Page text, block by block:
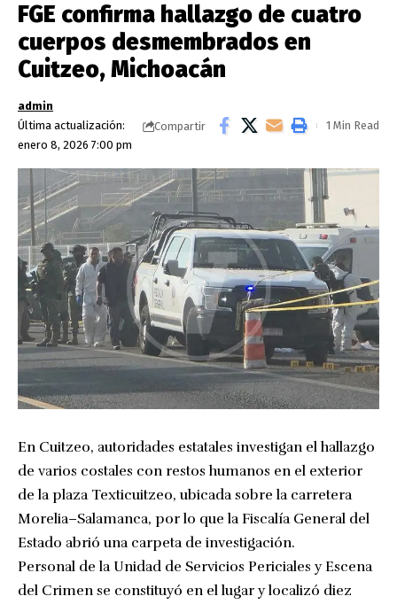
FGE confirma hallazgo de cuatro
cuerpos desmembrados en
Cuitzeo, Michoacán
Última actualización:
enero 8, 2026 7:00 pm
admin
Compartir
1 Min Read
En Cuitzeo, autoridades estatales investigan el hallazgo
de varios costales con restos humanos en el exterior
de la plaza Texticuitzeo, ubicada sobre la carretera
Morelia–Salamanca, por lo que la Fiscalía General del
Estado abrió una carpeta de investigación.
Personal de la Unidad de Servicios Periciales y Escena
del Crimen se constituyó en el lugar y localizó diez